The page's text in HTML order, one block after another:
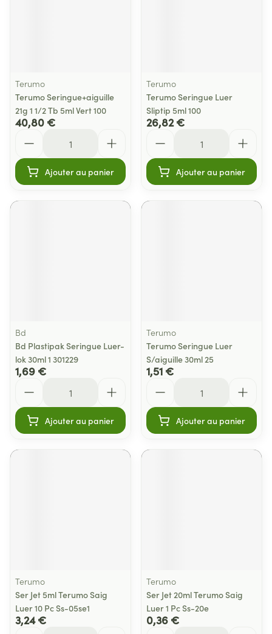
Terumo
Terumo Seringue+aiguille
21g 1 1/2 Tb 5ml Vert 100
40,80 €
Ajouter au panier
Terumo
Terumo Seringue Luer
Sliptip 5ml 100
26,82 €
Ajouter au panier
Bd
Bd Plastipak Seringue Luer-
lok 30ml 1 301229
1,69 €
Ajouter au panier
Terumo
Terumo Seringue Luer
S/aiguille 30ml 25
1,51 €
Ajouter au panier
Terumo
Ser Jet 5ml Terumo Saig
Luer 10 Pc Ss-05se1
3,24 €
Terumo
Ser Jet 20ml Terumo Saig
Luer 1 Pc Ss-20e
0,36 €